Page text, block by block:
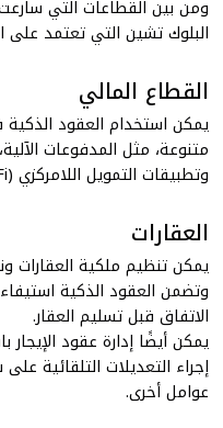
ومن بين القطاعات التي
البلوك تشين التي تعتمد على
القطاع المالي
يمكن استخدام العقود
متنوعة، مثل المدفوعات
وتطبيقات التمويل اللامركزي (DeFi).
العقارات
يمكن تنظيم ملكية العقارات
وتضمن العقود الذكية
الاتفاق قبل تسليم العقار.
يمكن أيضًا إدارة عقود
إجراء التعديلات التلقائية
عوامل أخرى.